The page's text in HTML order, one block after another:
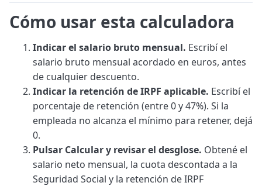
Cómo usar esta calculadora
Indicar el salario bruto mensual. Escribí el
salario bruto mensual acordado en euros, antes
de cualquier descuento.
Indicar la retención de IRPF aplicable. Escribí el
porcentaje de retención (entre 0 y 47%). Si la
empleada no alcanza el mínimo para retener, dejá
0.
Pulsar Calcular y revisar el desglose. Obtené el
salario neto mensual, la cuota descontada a la
Seguridad Social y la retención de IRPF